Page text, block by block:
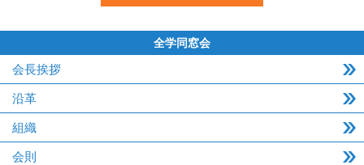
全学同窓会
会長挨拶
沿革
組織
会則